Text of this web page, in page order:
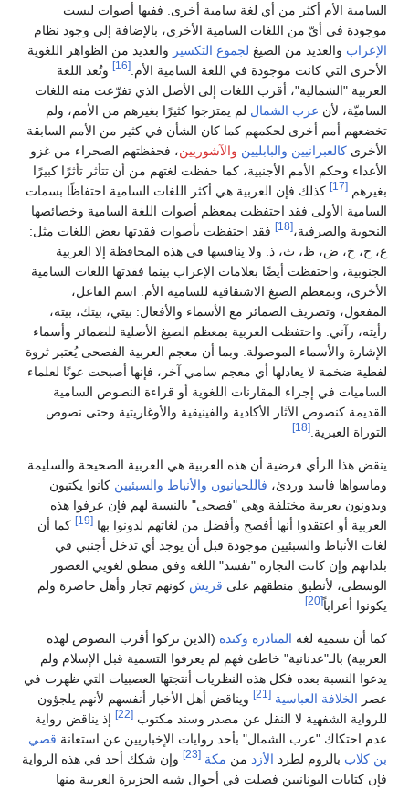
السامية الأم أكثر من أي لغة سامية أخرى. ففيها أصوات ليست
موجودة في أيّ من اللغات السامية الأخرى، بالإضافة إلى وجود نظام
الإعراب والعديد من الصيغ لجموع التكسير والعديد من الظواهر اللغوية
الأخرى التي كانت موجودة في اللغة السامية الأم. [16]
وتُعد اللغة
العربية "الشمالية"، أقرب اللغات إلى الأصل الذي تفرّعت منه اللغات
الساميّة، لأن عرب الشمال لم يمتزجوا كثيرًا بغيرهم من الأمم، ولم
تخضعهم أمم أخرى لحكمهم كما كان الشأن في كثير من الأمم السابقة
الأخرى كالعبرانيين والبابليين والآشوريين، فحفظتهم الصحراء من غزو
الأعداء وحكم الأمم الأجنبية، كما حفظت لغتهم من أن تتأثر تأثرًا كبيرًا
بغيرهم. [17]
كذلك فإن العربية هي أكثر اللغات السامية احتفاظًا بسمات
السامية الأولى فقد احتفظت بمعظم أصوات اللغة السامية وخصائصها
النحوية والصرفية،[18]
فقد احتفظت بأصوات فقدتها بعض اللغات مثل:
غ، ح، خ، ض، ظ، ث، ذ. ولا ينافسها في هذه المحافظة إلا العربية
الجنوبية، واحتفظت أيضًا بعلامات الإعراب بينما فقدتها اللغات السامية
الأخرى، وبمعظم الصيغ الاشتقاقية للسامية الأم: اسم الفاعل،
المفعول، وتصريف الضمائر مع الأسماء والأفعال: بيتي، بيتك، بيته،
رأيته، رآني. واحتفظت العربية بمعظم الصيغ الأصلية للضمائر وأسماء
الإشارة والأسماء الموصولة. وبما أن معجم العربية الفصحى يُعتبر ثروة
لفظية ضخمة لا يعادلها أي معجم سامي آخر، فإنها أصبحت عونًا لعلماء
الساميات في إجراء المقارنات اللغوية أو قراءة النصوص السامية
القديمة كنصوص الآثار الأكادية والفينيقية والأوغاريتية وحتى نصوص
التوراة العبرية. [18]
ينقض هذا الرأي فرضية أن هذه العربية هي العربية الصحيحة والسليمة
وماسواها فاسد وردئ، فاللحيانيون والأنباط والسبئيين كانوا يكتبون
ويدونون بعربية مختلفة وهي "فصحى" بالنسبة لهم فإن عرفوا هذه
العربية أو اعتقدوا أنها أفصح وأفضل من لغاتهم لدونوا بها [19]
كما أن
لغات الأنباط والسبئيين موجودة قبل أن يوجد أي تدخل أجنبي في
بلدانهم وإن كانت التجارة "تفسد" اللغة وفق منطق لغويي العصور
الوسطى، لأنطبق منطقهم على قريش كونهم تجار وأهل حاضرة ولم
يكونوا أعراباً[20]
كما أن تسمية لغة المناذرة وكندة (الذين تركوا أقرب النصوص لهذه
العربية) بالـ"عدنانية" خاطئ فهم لم يعرفوا التسمية قبل الإسلام ولم
يدعوا النسبة بعده فكل هذه النظريات أنتجتها العصبيات التي ظهرت في
عصر الخلافة العباسية [21]
ويناقض أهل الأخبار أنفسهم لأنهم يلجؤون
للرواية الشفهية لا النقل عن مصدر وسند مكتوب [22]
إذ يناقض رواية
عدم احتكاك "عرب الشمال" بأحد روايات الإخباريين عن استعانة قصي
بن كلاب بالروم لطرد الأزد من مكة [23]
وإن شكك أحد في هذه الرواية
فإن كتابات اليونانيين فصلت في أحوال شبه الجزيرة العربية منها